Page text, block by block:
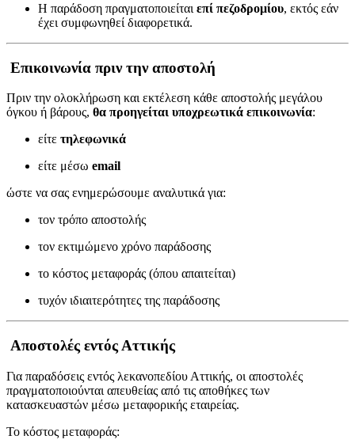
Η παράδοση πραγματοποιείται επί πεζοδρομίου, εκτός εάν
έχει συμφωνηθεί διαφορετικά.
Επικοινωνία πριν την αποστολή
Πριν την ολοκλήρωση και εκτέλεση κάθε αποστολής μεγάλου
όγκου ή βάρους, θα προηγείται υποχρεωτικά επικοινωνία:
είτε τηλεφωνικά
είτε μέσω email
ώστε να σας ενημερώσουμε αναλυτικά για:
τον τρόπο αποστολής
τον εκτιμώμενο χρόνο παράδοσης
το κόστος μεταφοράς (όπου απαιτείται)
τυχόν ιδιαιτερότητες της παράδοσης
Αποστολές εντός Αττικής
Για παραδόσεις εντός λεκανοπεδίου Αττικής, οι αποστολές
πραγματοποιούνται απευθείας από τις αποθήκες των
κατασκευαστών μέσω μεταφορικής εταιρείας.
Το κόστος μεταφοράς: